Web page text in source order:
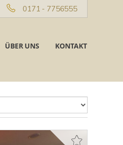
0171 - 7756555
ÜBER UNS KONTAKT